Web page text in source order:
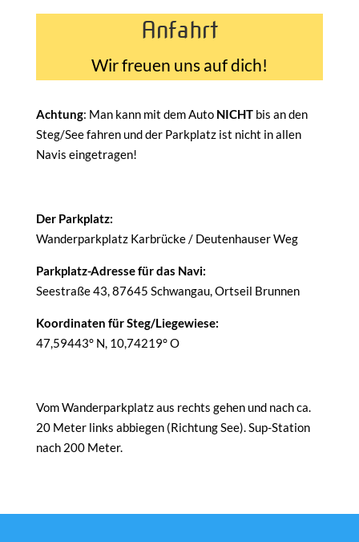
Anfahrt
Wir freuen uns auf dich!
Achtung: Man kann mit dem Auto NICHT bis an den
Steg/See fahren und der Parkplatz ist nicht in allen
Navis eingetragen!
Der Parkplatz:
Wanderparkplatz Karbrücke / Deutenhauser Weg
Parkplatz-Adresse für das Navi:
Seestraße 43, 87645 Schwangau, Ortseil Brunnen
Koordinaten für Steg/Liegewiese:
47,59443° N, 10,74219° O
Vom Wanderparkplatz aus rechts gehen und nach ca.
20 Meter links abbiegen (Richtung See). Sup-Station
nach 200 Meter.